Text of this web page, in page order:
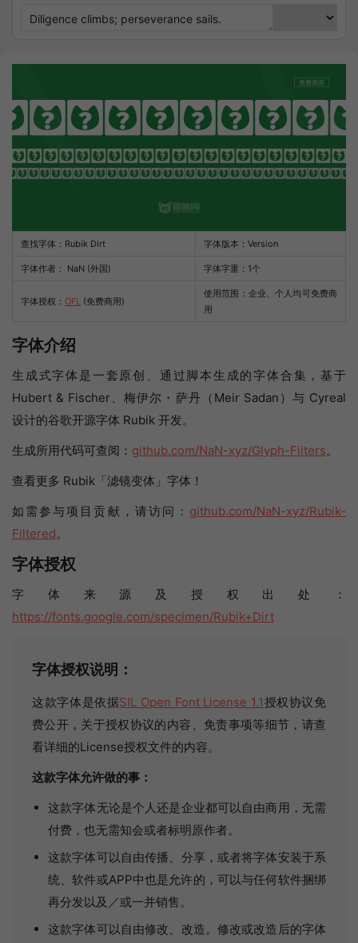
SEEK NOTHING
Sharpens Love, presence
查找字体： Rubik Dirt 字体版本：Version
字体作者： NaN (外国) 字体字重：1个
字体授权： OFL (免费商用)
使用范围：企业、个人均可免费商
用
字体介绍
生成式字体是一套原创、通过脚本生成的字体合集，基于
Hubert & Fischer、梅伊尔・萨丹（Meir Sadan）与 Cyreal
设计的谷歌开源字体 Rubik 开发。
生成所用代码可查阅： github.com/NaN-xyz/Glyph-Filters。
查看更多 Rubik「滤镜变体」字体！
如需参与项目贡献，请访问： github.com/NaN-xyz/Rubik-
Filtered。
字体授权
字体来源及授权出处：
https://fonts.google.com/specimen/Rubik+Dirt
字体授权说明：
这款字体是依据SIL Open Font License 1.1授权协议免
费公开，关于授权协议的内容、免责事项等细节，请查
看详细的License授权文件的内容。
这款字体允许做的事：
这款字体无论是个人还是企业都可以自由商用，无需
付费，也无需知会或者标明原作者。
这款字体可以自由传播、分享，或者将字体安装于系
统、软件或APP中也是允许的，可以与任何软件捆绑
再分发以及／或一并销售。
这款字体可以自由修改、改造。修改或改造后的字体